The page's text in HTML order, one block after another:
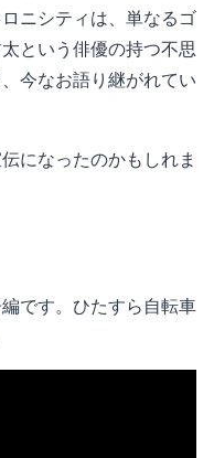
ニシティは、単なるゴ
という俳優の持つ不思
今なお語り継がれてい
になったのかもしれま
です。ひたすら自転車